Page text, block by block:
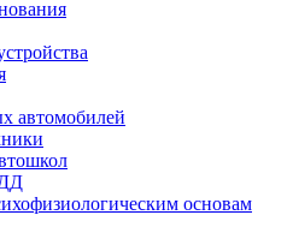
автомобилей
основам